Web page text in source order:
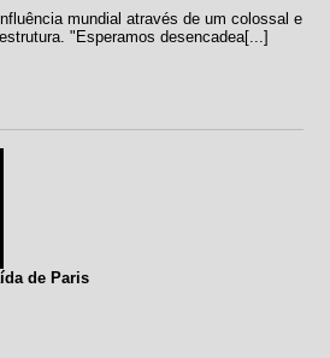
mundial através de um colossal e
"Esperamos desencadea[...]
de Paris